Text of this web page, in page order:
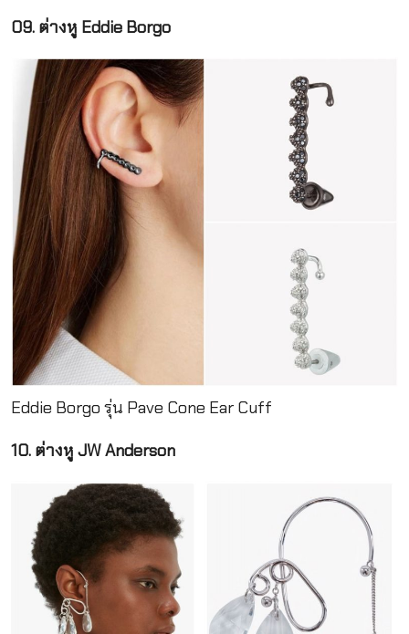
09. ต่างหู Eddie Borgo
Eddie Borgo รุ่น Pave Cone Ear Cuff
10. ต่างหู JW Anderson